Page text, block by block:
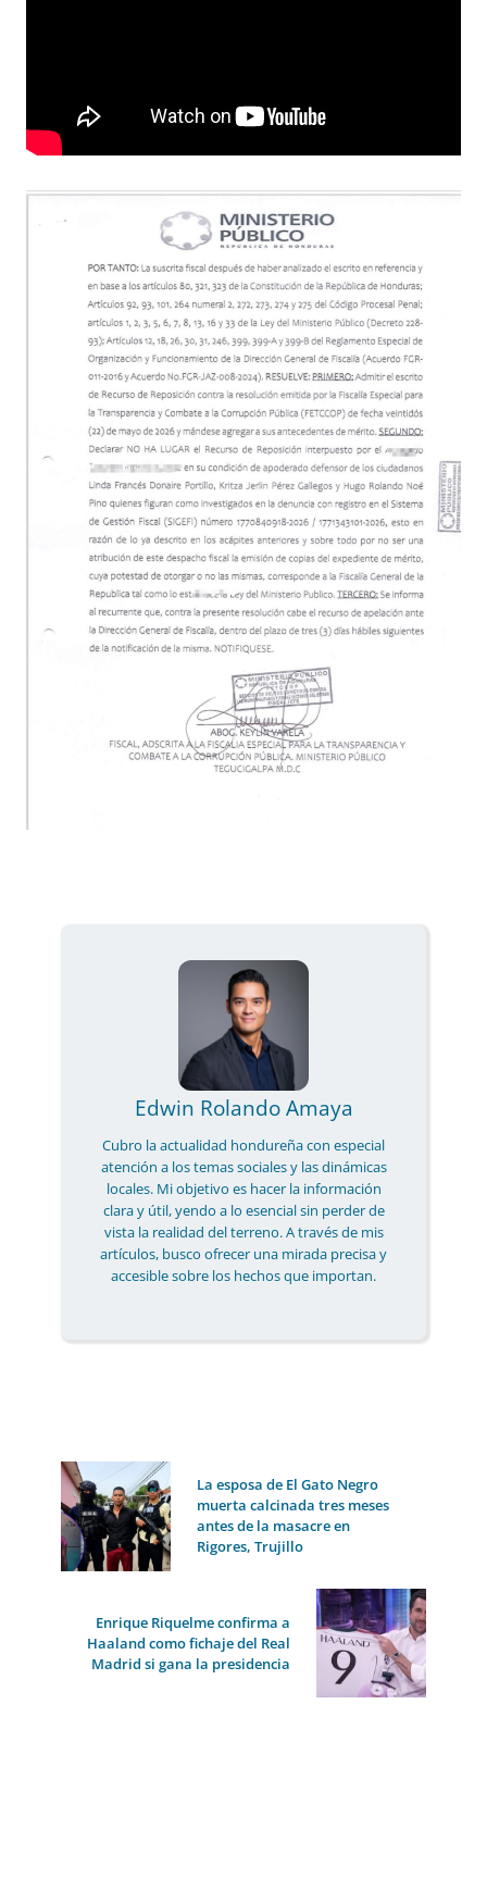
Edwin Rolando Amaya
Cubro la actualidad hondureña con especial
atención a los temas sociales y las dinámicas
locales. Mi objetivo es hacer la información
clara y útil, yendo a lo esencial sin perder de
vista la realidad del terreno. A través de mis
artículos, busco ofrecer una mirada precisa y
accesible sobre los hechos que importan.
La esposa de El Gato Negro
muerta calcinada tres meses
antes de la masacre en
Rigores, Trujillo
Enrique Riquelme confirma a
Haaland como fichaje del Real
Madrid si gana la presidencia